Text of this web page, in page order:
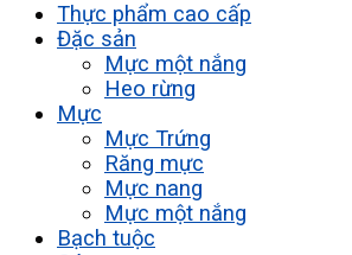
Thực phẩm cao cấp
Đặc sản
Mực một nắng
Heo rừng
Mực
Mực Trứng
Răng mực
Mực nang
Mực một nắng
Bạch tuộc